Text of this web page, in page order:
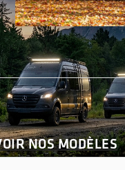
NOS MODÈLES
il peut geler,
protégée du
ou un